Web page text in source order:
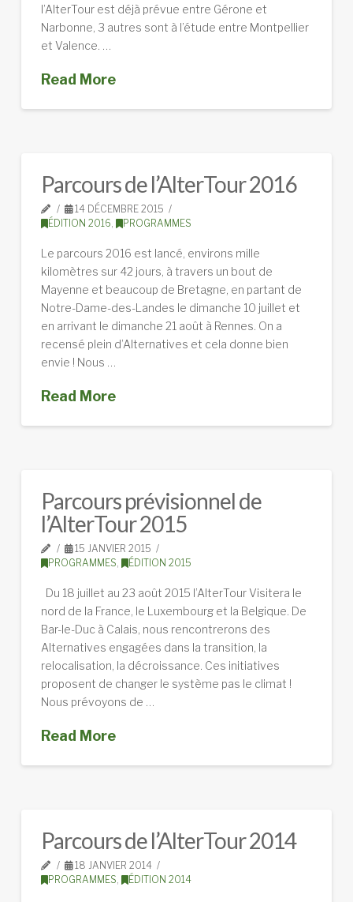
l’AlterTour est déjà prévue entre Gérone et
Narbonne, 3 autres sont à l’étude entre Montpellier
et Valence. …
Read More
Parcours de l’AlterTour 2016
14 DÉCEMBRE 2015
ÉDITION 2016
PROGRAMMES
Le parcours 2016 est lancé, environs mille
kilomètres sur 42 jours, à travers un bout de
Mayenne et beaucoup de Bretagne, en partant de
Notre-Dame-des-Landes le dimanche 10 juillet et
en arrivant le dimanche 21 août à Rennes. On a
recensé plein d’Alternatives et cela donne bien
envie ! Nous …
Read More
Parcours prévisionnel de
l’AlterTour 2015
15 JANVIER 2015
PROGRAMMES
ÉDITION 2015
Du 18 juillet au 23 août 2015 l’AlterTour Visitera le
nord de la France, le Luxembourg et la Belgique. De
Bar-le-Duc à Calais, nous rencontrerons des
Alternatives engagées dans la transition, la
relocalisation, la décroissance. Ces initiatives
proposent de changer le système pas le climat !
Nous prévoyons de …
Read More
Parcours de l’AlterTour 2014
18 JANVIER 2014
PROGRAMMES
ÉDITION 2014